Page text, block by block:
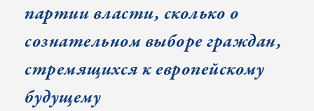
партии власти, сколько о
сознательном выборе граждан,
стремящихся к европейскому
будущему